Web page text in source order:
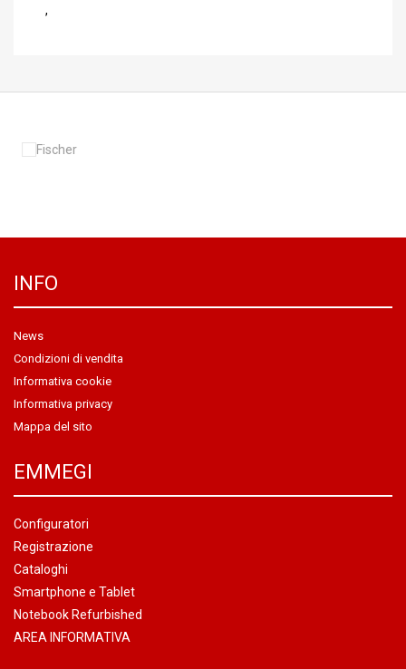
,
INFO
News
Condizioni di vendita
Informativa cookie
Informativa privacy
Mappa del sito
EMMEGI
Configuratori
Registrazione
Cataloghi
Smartphone e Tablet
Notebook Refurbished
AREA INFORMATIVA